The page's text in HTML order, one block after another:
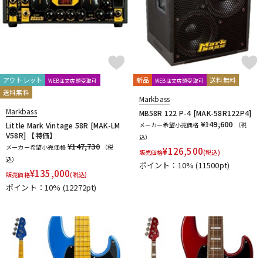
アウトレット WEB注文店頭受取可
送料無料
Markbass
Little Mark Vintage 58R [MAK-LM
V58R] 【特価】
メーカー希望小売価格 ¥147,730
（税
込）
販売価格¥135,000(税込)
ポイント：10% (12272pt)
新品 WEB注文店頭受取可 送料無料
Markbass
MB58R 122 P-4 [MAK-58R122P4]
メーカー希望小売価格 ¥149,600
（税
込）
販売価格¥126,500(税込)
ポイント：10%(11500pt)